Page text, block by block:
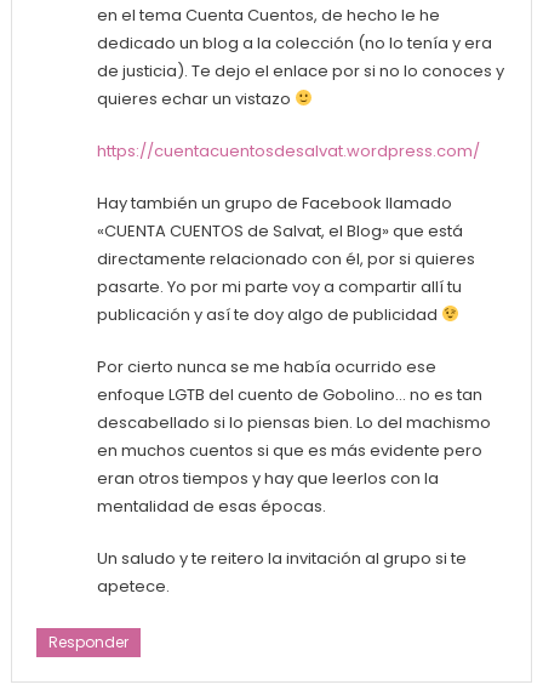
en el tema Cuenta Cuentos, de hecho le he
dedicado un blog a la colección (no lo tenía y era
de justicia). Te dejo el enlace por si no lo conoces y
quieres echar un vistazo
https://cuentacuentosdesalvat.wordpress.com/
Hay también un grupo de Facebook llamado
«CUENTA CUENTOS de Salvat, el Blog» que está
directamente relacionado con él, por si quieres
pasarte. Yo por mi parte voy a compartir allí tu
publicación y así te doy algo de publicidad
Por cierto nunca se me había ocurrido ese
enfoque LGTB del cuento de Gobolino… no es tan
descabellado si lo piensas bien. Lo del machismo
en muchos cuentos si que es más evidente pero
eran otros tiempos y hay que leerlos con la
mentalidad de esas épocas.
Un saludo y te reitero la invitación al grupo si te
apetece.
Responder